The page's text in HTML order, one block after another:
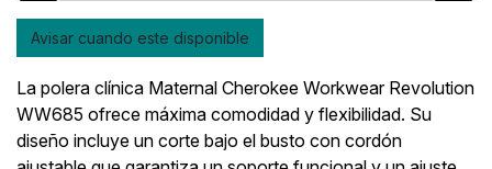
Avisar cuando este disponible
La polera clínica Maternal Cherokee Workwear Revolution
WW685 ofrece máxima comodidad y flexibilidad. Su
diseño incluye un corte bajo el busto con cordón